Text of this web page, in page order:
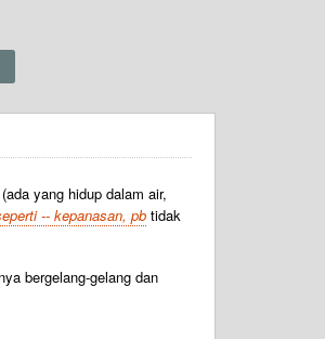
yang hidup dalam air,
-- kepanasan, pb tidak
bergelang-gelang dan